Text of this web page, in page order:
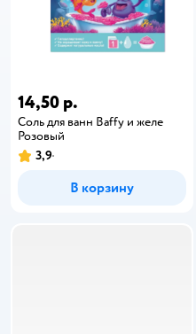
14,50 р.
Соль для ванн Baffy и желе
Розовый
3,9
В корзину